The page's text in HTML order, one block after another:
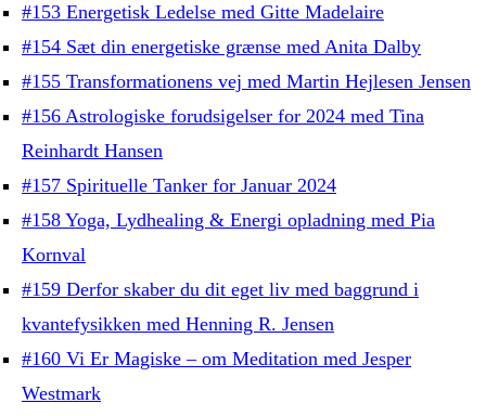
#153 Energetisk Ledelse med Gitte Madelaire
#154 Sæt din energetiske grænse med Anita Dalby
#155 Transformationens vej med Martin Hejlesen Jensen
#156 Astrologiske forudsigelser for 2024 med Tina
Reinhardt Hansen
#157 Spirituelle Tanker for Januar 2024
#158 Yoga, Lydhealing & Energi opladning med Pia
Kornval
#159 Derfor skaber du dit eget liv med baggrund i
kvantefysikken med Henning R. Jensen
#160 Vi Er Magiske – om Meditation med Jesper
Westmark